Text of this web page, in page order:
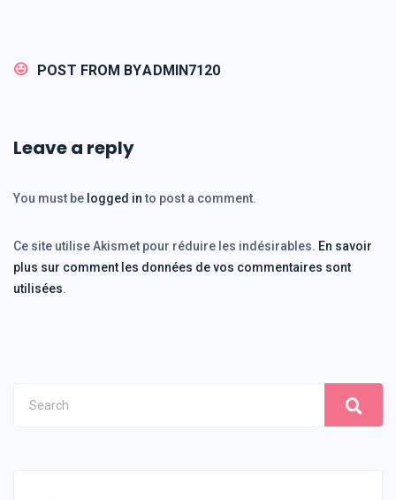
POST FROM BYADMIN7120
Leave a reply
You must be logged into post a comment.
Ce site utilise Akismet pour réduire les indésirables. En savoir
plus sur comment les données de vos commentaires sont
utilisées.